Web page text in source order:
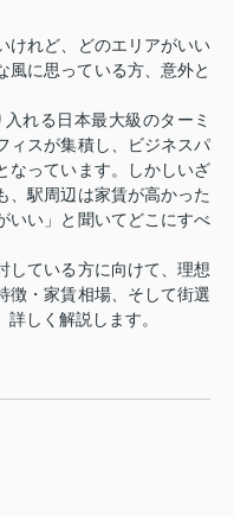
けれど、どのエリアがいい
に思っている方、意外と
れる日本最大級のターミ
ィスが集積し、ビジネスパ
なっています。しかしいざ
、駅周辺は家賃が高かった
いい」と聞いてどこにすべ
している方に向けて、理想
徴・家賃相場、そして街選
しく解説します。